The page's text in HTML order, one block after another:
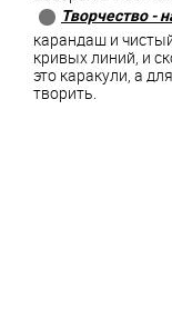
Творчество -
карандаш и
кривых линий, и
это каракули, а
творить.